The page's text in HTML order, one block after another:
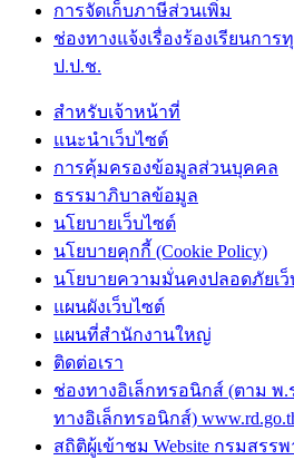
การจัดเก็บภาษีส่วนเพิ่ม
ช่องทางแจ้งเรื่องร้องเรียนกา
ป.ป.ช.
สำหรับเจ้าหน้าที่
แนะนำเว็บไซต์
การคุ้มครองข้อมูลส่วนบุคคล
ธรรมาภิบาลข้อมูล
นโยบายเว็บไซต์
นโยบายคุกกี้ (Cookie Policy)
นโยบายความมั่นคงปลอดภัยเว็
แผนผังเว็บไซต์
แผนที่สำนักงานใหญ่
ติดต่อเรา
ช่องทางอิเล็กทรอนิกส์ (ตาม พ
ทางอิเล็กทรอนิกส์)
สถิติผู้เข้าชม Website กรมสรร